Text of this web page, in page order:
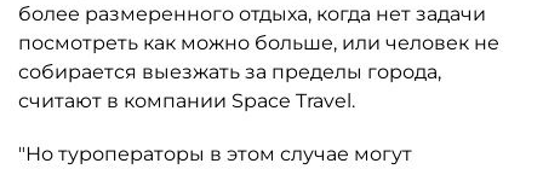
более размеренного отдыха, когда нет задачи
посмотреть как можно больше, или человек не
собирается выезжать за пределы города,
считают в компании Space Travel.
"Но туроператоры в этом случае могут